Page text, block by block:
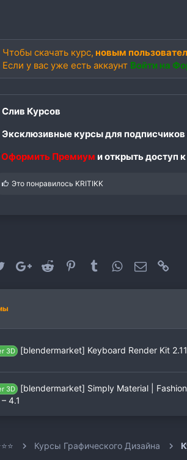
Чтобы скачать курс, новым
Если у вас уже есть аккаунт Войти на
Слив Курсов
Эксклюзивные курсы для подписчиков
Оформить Премиум и открыть доступ
С
Это понравилось KRITIKK
TwitterGoogle+Reddit PinterestTumblrWhatsApp
3D [blendermarket] Keyboard Render Kit
3D
[blendermarket] Simply Material |
4.1
Курсы Графического Дизайна